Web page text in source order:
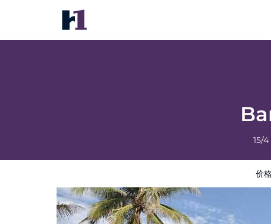
15/
价
Bansaithong Beach Resort
价格 酒店照片